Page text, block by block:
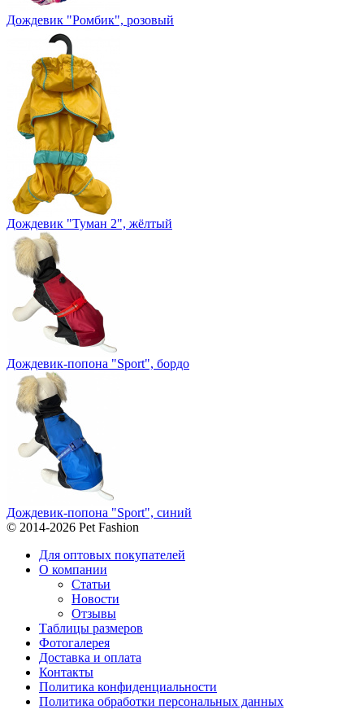
Дождевик "Ромбик", розовый
Дождевик "Туман 2", жёлтый
Дождевик-попона "Sport", бордо
Дождевик-попона "Sport", синий
© 2014-2026 Pet Fashion
Для оптовых покупателей
О компании
Статьи
Новости
Отзывы
Таблицы размеров
Фотогалерея
Доставка и оплата
Контакты
Политика конфиденциальности
Политика обработки персональных данных